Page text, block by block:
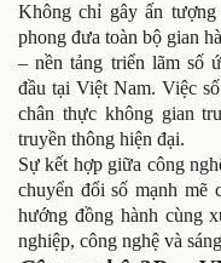
Không chỉ gây ấn
phong đưa toàn bộ gian
– nền tảng triển lãm số
đầu tại Việt Nam. Việc
chân thực không gian
truyền thông hiện đại.
Sự kết hợp giữa công
chuyển đổi số mạnh mẽ
hướng đồng hành cùng
nghiệp, công nghệ và